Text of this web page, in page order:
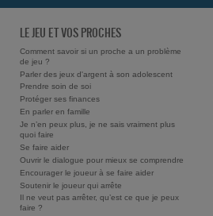
LE JEU ET VOS PROCHES
Comment savoir si un proche a un problème
de jeu ?
Parler des jeux d'argent à son adolescent
Prendre soin de soi
Protéger ses finances
En parler en famille
Je n’en peux plus, je ne sais vraiment plus
quoi faire
Se faire aider
Ouvrir le dialogue pour mieux se comprendre
Encourager le joueur à se faire aider
Soutenir le joueur qui arrête
Il ne veut pas arrêter, qu’est ce que je peux
faire ?